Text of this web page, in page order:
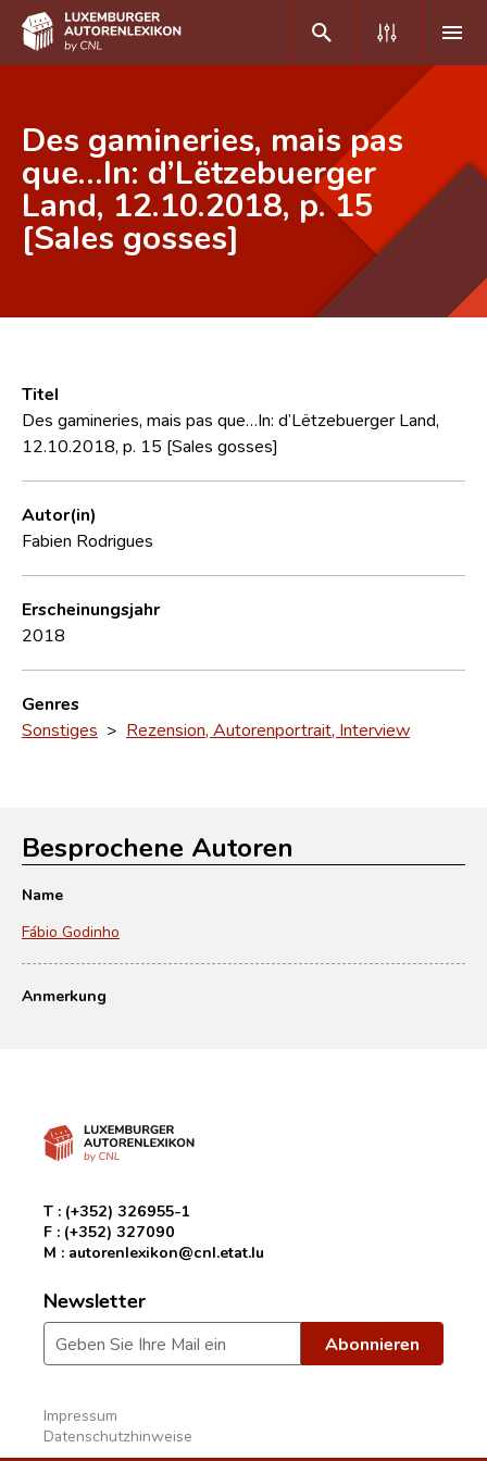
DE FR
Home
Autor(inn)en A-Z
Forschungsgruppe
Des gamineries, mais pas
que…In: d’Lëtzebuerger
Land, 12.10.2018, p. 15
[Sales gosses]
Titel
Des gamineries, mais pas que…In: d’Lëtzebuerger Land,
12.10.2018, p. 15 [Sales gosses]
Autor(in)
Fabien Rodrigues
Erscheinungsjahr
2018
Genres
Sonstiges > Rezension, Autorenportrait, Interview
Besprochene Autoren
Name
Fábio Godinho
Anmerkung
T : (+352) 326955-1
F : (+352) 327090
M : autorenlexikon@cnl.etat.lu
Newsletter
Impressum
Datenschutzhinweise